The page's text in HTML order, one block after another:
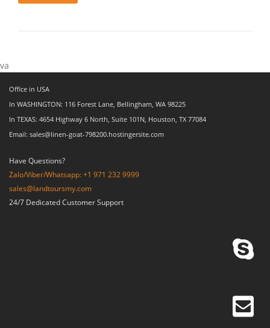
va
Office in USA
In WASHINGTON: 116 Forest Lane, Bellingham, WA 98225
In TEXAS: 4654 Highway 6 North, Suite 101N, Houston, TX 77084
Email: sales@linen-goat-798200.hostingersite.com
Have Questions?
Zalo/Viber/Whatsapp: +1 971 232 9999
sales@landtoursmy.com
24/7 Dedicated Customer Support